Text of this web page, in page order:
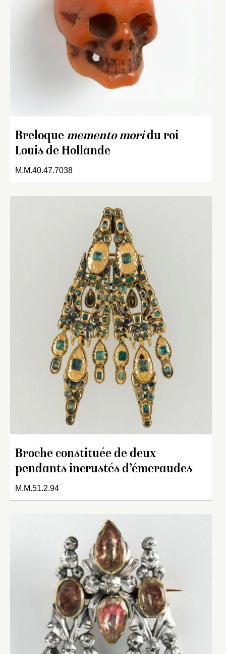
Breloque memento moridu roi
Louis de Hollande
M.M.40.47.7038
Broche constituée de deux
pendants incrustés d’émeraudes
M.M.51.2.94